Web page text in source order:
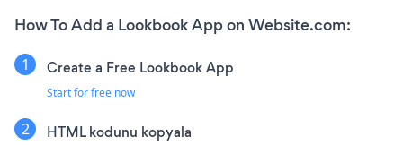
How To Add a Lookbook App on Website.com:
Create a Free Lookbook App
Start for free now
HTML kodunu kopyala